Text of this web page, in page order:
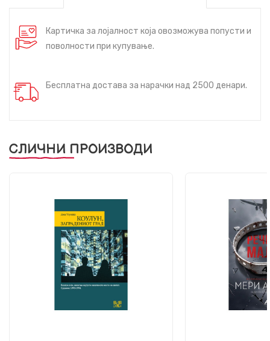
Картичка за лојалност која овозможува попусти и
поволности при купување.
Бесплатна достава за нарачки над 2500 денари.
СЛИЧНИ ПРОИЗВОДИ